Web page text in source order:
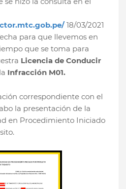
18/03/2021
para que llevemos en
que se toma para
Licencia de Conducir
Infracción M01.
correspondiente con el
la presentación de la
en Procedimiento Iniciado